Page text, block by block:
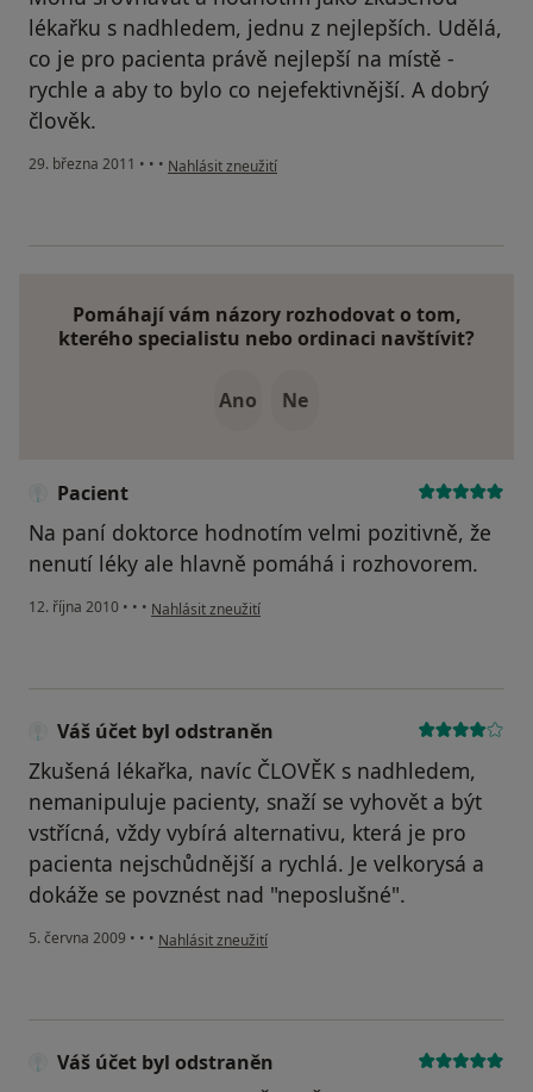
lékařku s nadhledem, jednu z nejlepších. Udělá,
co je pro pacienta právě nejlepší na místě -
rychle a aby to bylo co nejefektivnější. A dobrý
člověk.
29. března 2011 • • • podle názoru uživatele Pacient
Nahlásit zneužití
Pomáhají vám názory rozhodovat o tom,
kterého specialistu nebo ordinaci navštívit?
Ano Ne
Pacient
Na paní doktorce hodnotím velmi pozitivně, že
nenutí léky ale hlavně pomáhá i rozhovorem.
12. října 2010 • • • podle názoru uživatele Pacient
Nahlásit zneužití
Váš účet byl odstraněn
Zkušená lékařka, navíc ČLOVĚK s nadhledem,
nemanipuluje pacienty, snaží se vyhovět a být
vstřícná, vždy vybírá alternativu, která je pro
pacienta nejschůdnější a rychlá. Je velkorysá a
dokáže se povznést nad "neposlušné".
5. června 2009 • • • podle názoru uživatele Váš účet byl odstraněn
Nahlásit zneužití
Váš účet byl odstraněn